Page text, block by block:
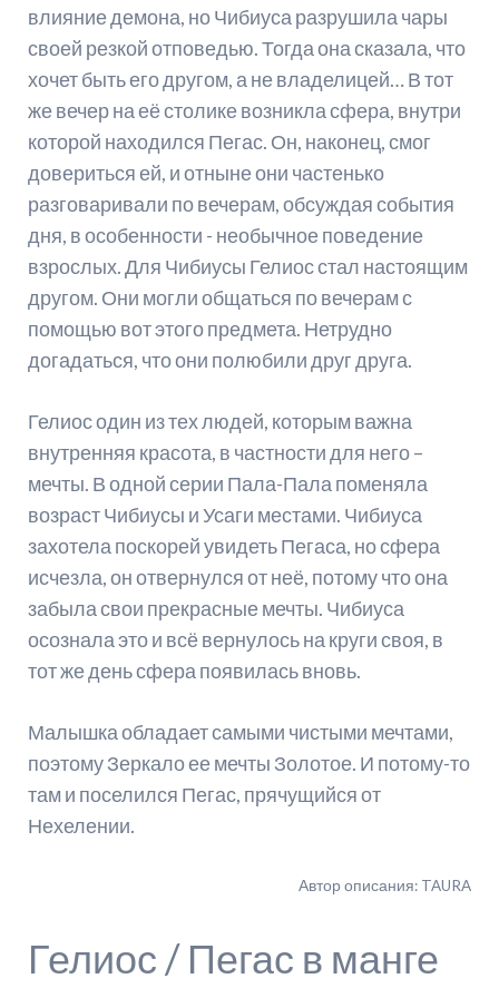
влияние демона, но Чибиуса разрушила чары
своей резкой отповедью. Тогда она сказала, что
хочет быть его другом, а не владелицей… В тот
же вечер на её столике возникла сфера, внутри
которой находился Пегас. Он, наконец, смог
довериться ей, и отныне они частенько
разговаривали по вечерам, обсуждая события
дня, в особенности - необычное поведение
взрослых. Для Чибиусы Гелиос стал настоящим
другом. Они могли общаться по вечерам с
помощью вот этого предмета. Нетрудно
догадаться, что они полюбили друг друга.
Гелиос один из тех людей, которым важна
внутренняя красота, в частности для него –
мечты. В одной серии Пала-Пала поменяла
возраст Чибиусы и Усаги местами. Чибиуса
захотела поскорей увидеть Пегаса, но сфера
исчезла, он отвернулся от неё, потому что она
забыла свои прекрасные мечты. Чибиуса
осознала это и всё вернулось на круги своя, в
тот же день сфера появилась вновь.
Малышка обладает самыми чистыми мечтами,
поэтому Зеркало ее мечты Золотое. И потому-то
там и поселился Пегас, прячущийся от
Нехелении.
Автор описания: TAURA
Гелиос / Пегас в манге